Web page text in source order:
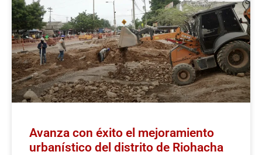
Avanza con éxito el mejoramiento
urbanístico del distrito de Riohacha